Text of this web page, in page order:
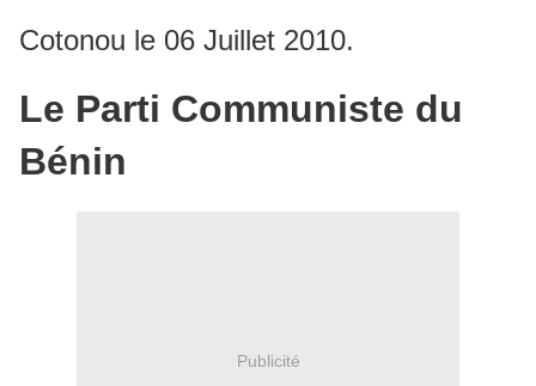
Cotonou le 06 Juillet 2010.
Le Parti Communiste du
Bénin
Publicité